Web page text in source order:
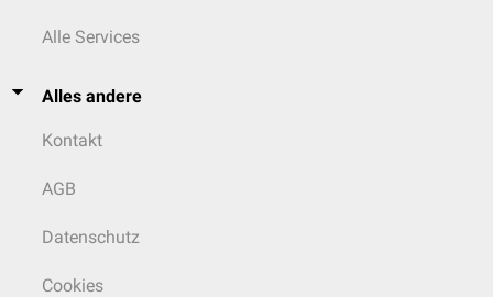
Alle Services
Alles andere
Kontakt
AGB
Datenschutz
Cookies